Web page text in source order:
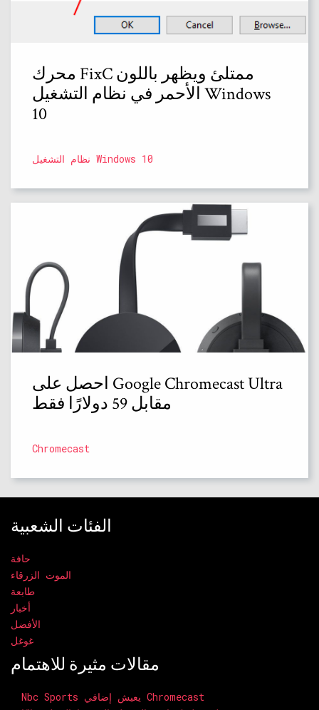
محرك FixC ممتلئ ويظهر باللون
الأحمر في نظام التشغيل Windows
10
نظام التشغيل Windows 10
احصل على Google Chromecast Ultra
مقابل 59 دولارًا فقط
Chromecast
الفئات الشعبية
حافة
الموت الزرقاء
طابعة
أخبار
الأفضل
غوغل
مقالات مثيرة للاهتمام
Nbc Sports يعيش إضافي Chromecast